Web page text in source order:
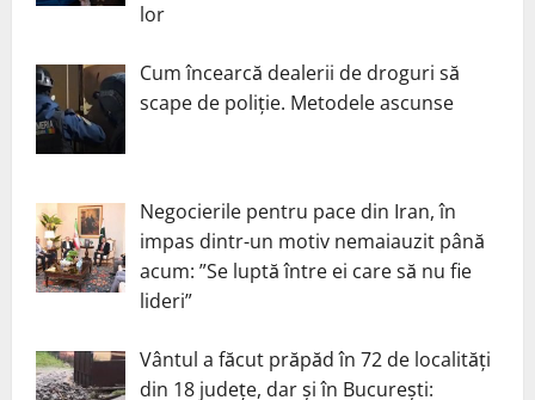
lor
Cum încearcă dealerii de droguri să
scape de poliție. Metodele ascunse
Negocierile pentru pace din Iran, în
impas dintr-un motiv nemaiauzit până
acum: ”Se luptă între ei care să nu fie
lideri”
Vântul a făcut prăpăd în 72 de localități
din 18 județe, dar și în București: